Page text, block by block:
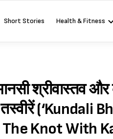
Short Stories Health & Fitness
श्रीवास्तव
(‘Kundali
Knot With